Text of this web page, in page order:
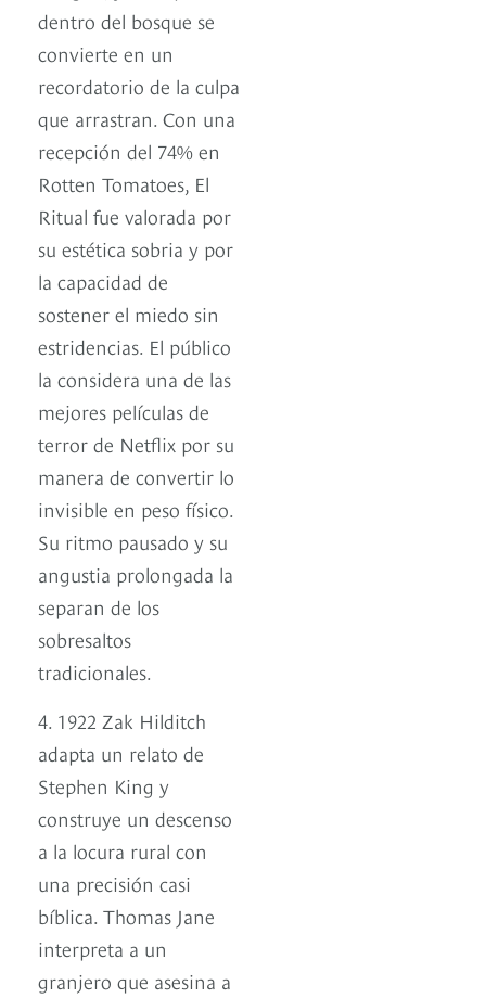
dentro del bosque se
convierte en un
recordatorio de la culpa
que arrastran. Con una
recepción del 74% en
Rotten Tomatoes, El
Ritual fue valorada por
su estética sobria y por
la capacidad de
sostener el miedo sin
estridencias. El público
la considera una de las
mejores películas de
terror de Netflix por su
manera de convertir lo
invisible en peso físico.
Su ritmo pausado y su
angustia prolongada la
separan de los
sobresaltos
tradicionales.
4. 1922 Zak Hilditch
adapta un relato de
Stephen King y
construye un descenso
a la locura rural con
una precisión casi
bíblica. Thomas Jane
interpreta a un
granjero que asesina a